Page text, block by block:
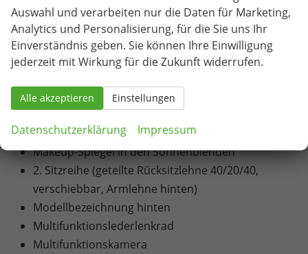
LED-Ambientebeleuchtung
LED-Rückleuchten
Airbags (Fahrer- und Beifahrer-Frontairbag
(Beifahrer abschaltbar), Vorhangairbags vorne
(Fahrer/Beifahrer), mittlerer Airbag vorne
(Fahrerseite))
Höhenverstellbare Kopfstützen vorne und hinten
Makeup-Spiegel in den Sonnenblenden
2. Sitzreihe (geteilte Rücksitzlehne 40/20/40,
verschiebbar, Armlehne hinten)
Modellbezeichnung hinten
Multifunktionslederlenkrad
Multifunktionskamera
Auswahl und verarbeiten nur die Daten für Marketing,
Analytics und Personalisierung, für die Sie uns Ihr
Einverständnis geben. Sie können Ihre Einwilligung
jederzeit mit Wirkung für die Zukunft widerrufen.
Alle akzeptieren Einstellungen
Datenschutzerklärung Impressum